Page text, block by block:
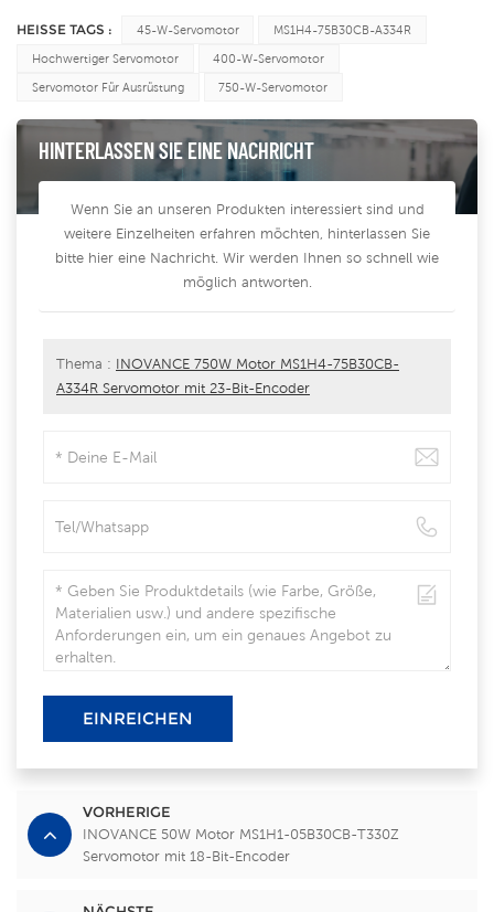
HEISSE TAGS : 45-W-Servomotor MS1H4-75B30CB-A334R
Hochwertiger Servomotor 400-W-Servomotor
Servomotor Für Ausrüstung 750-W-Servomotor
HINTERLASSEN SIE EINE NACHRICHT
Wenn Sie an unseren Produkten interessiert sind und
weitere Einzelheiten erfahren möchten, hinterlassen Sie
bitte hier eine Nachricht. Wir werden Ihnen so schnell wie
möglich antworten.
Thema : INOVANCE 750W Motor MS1H4-75B30CB-
A334R Servomotor mit 23-Bit-Encoder
EINREICHEN
VORHERIGE
INOVANCE 50W Motor MS1H1-05B30CB-T330Z
Servomotor mit 18-Bit-Encoder